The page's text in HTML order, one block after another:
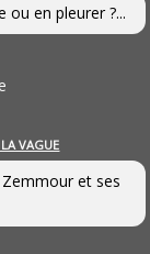
ou en pleurer ?...
VAGUE
et ses